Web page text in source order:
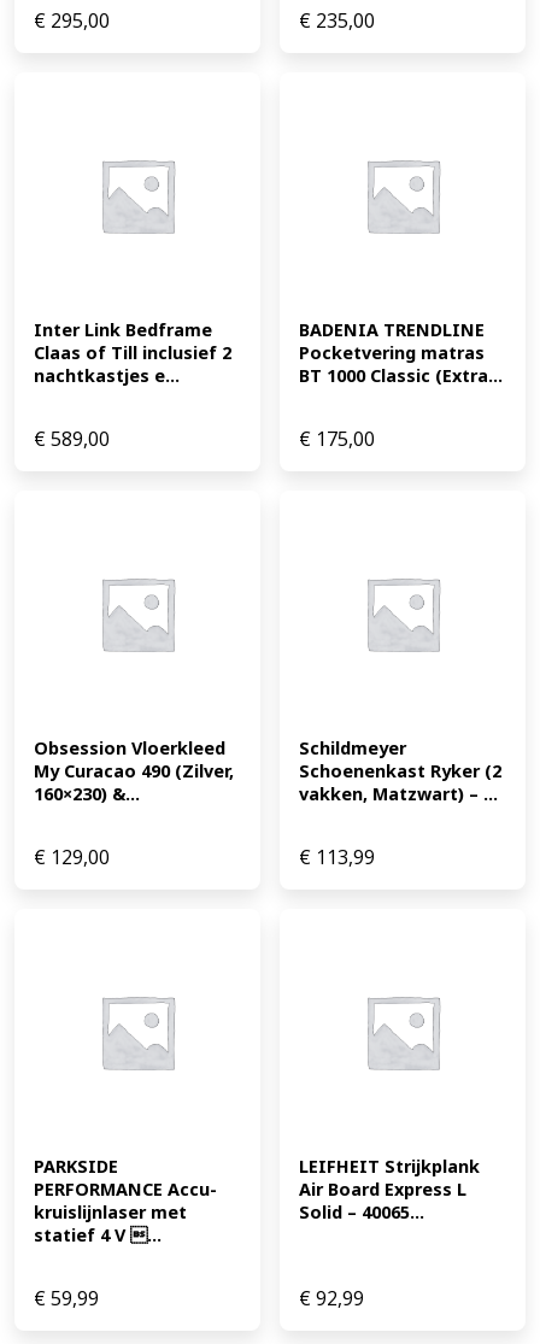
€ 295,00 € 235,00
Inter Link Bedframe
Claas of Till inclusief 2
nachtkastjes e...
€589,00
BADENIA TRENDLINE
Pocketvering matras
BT 1000 Classic (Extra...
€ 175,00
Obsession Vloerkleed
My Curacao 490 (Zilver,
160×230) &...
€ 129,00
Schildmeyer
Schoenenkast Ryker (2
vakken, Matzwart) – ...
€ 113,99
PARKSIDE
PERFORMANCE Accu-
kruislijnlaser met
statief 4 V ...
€59,99
LEIFHEIT Strijkplank
Air Board Express L
Solid – 40065...
€92,99